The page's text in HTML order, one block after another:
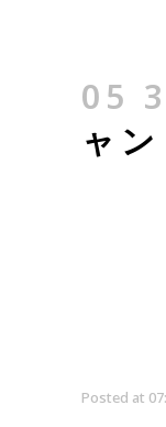
05
ャン
Posted at